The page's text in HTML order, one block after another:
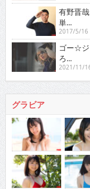
有野晋
単...
2017/5/16
ゴー☆
ろ...
2021/11/
グラビア